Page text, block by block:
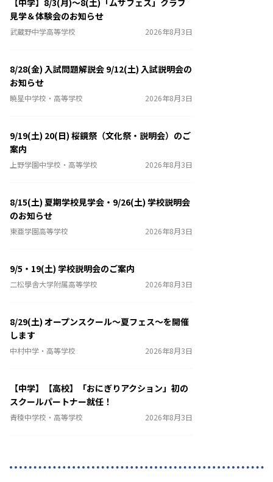
【中学】8/3(月)～8(土)「ムサフェス」クラブ
見学＆体験会のお知らせ
武蔵野中学高等学校 2026年8月3日
8/28(金) 入試問題解説会 9/12(土) 入試説明会の
お知らせ
暁星中学校・高等学校 2026年8月3日
9/19(土) 20(日) 桜鏡祭（文化祭・説明会）のご
案内
上野学園中学校・高等学校 2026年8月3日
8/15(土) 夏期学校見学会・9/26(土) 学校説明会
のお知らせ
東亜学園高等学校 2026年8月3日
9/5・19(土) 学校説明会のご案内
二松學舎大学附属高等学校 2026年8月3日
8/29(土) オープンスクール～夏フェス～を開催
します
中村中学・高等学校 2026年8月3日
【中学】【高校】「おにぎりアクション」初の
スクールパートナー就任！
青稜中学校・高等学校 2026年8月3日